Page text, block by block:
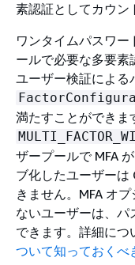
素認証としてカウン
ワンタイムパスワ
ールで必要な多要素
ユーザー検証による
満たすことができま
ザープールで MFA
ブ化したユーザーは
きません。MFA オ
ないユーザーは、パ
できます。詳細につ
ついて知っておくべ